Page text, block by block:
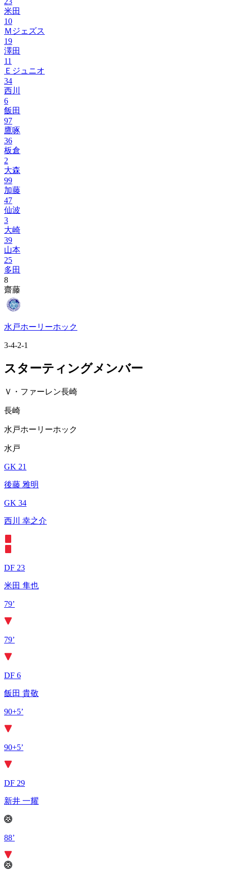
米田
10
Ｍジェズス
19
澤田
11
Ｅジュニオ
34
西川
6
飯田
97
鷹啄
36
板倉
2
大森
99
加藤
47
仙波
3
大崎
39
山本
25
多田
8
齋藤
水戸ホーリーホック
3-4-2-1
スターティングメンバー
Ｖ・ファーレン長崎
長崎
水戸ホーリーホック
水戸
GK 21
後藤 雅明
GK 34
西川 幸之介
DF 23
米田 隼也
79’
79’
DF 6
飯田 貴敬
90+5’
90+5’
DF 29
新井 一耀
88’